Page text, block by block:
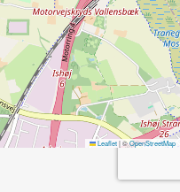
Leaflet|©OpenStreetMap